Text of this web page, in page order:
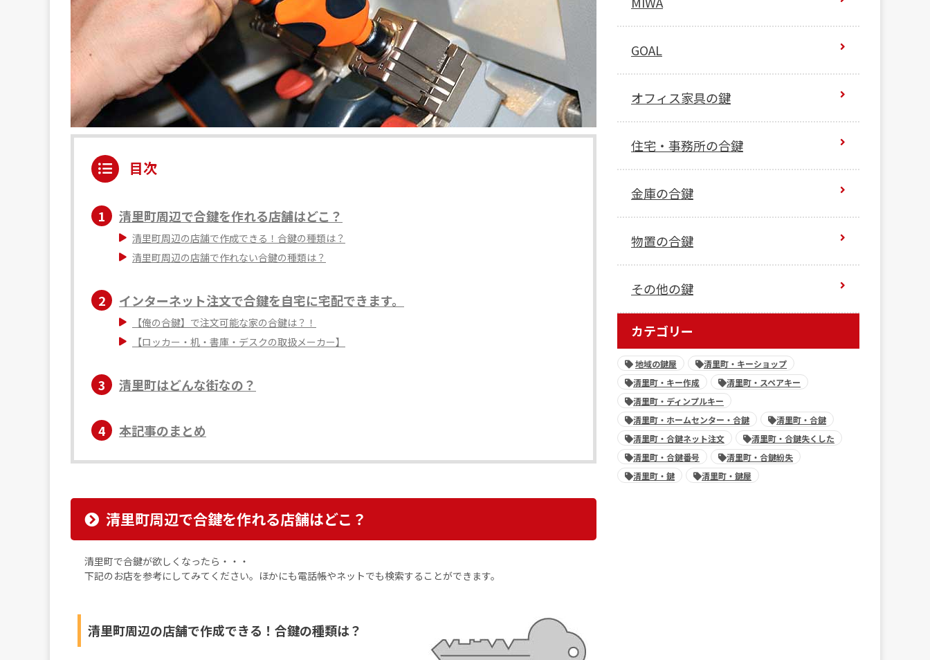
目次
1 清里町周辺で合鍵を作れる店舗はどこ？
清里町周辺の店舗で作成できる！合鍵の種類は？
清里町周辺の店舗で作れない合鍵の種類は？
2 インターネット注文で合鍵を自宅に宅配できます。
【俺の合鍵】で注文可能な家の合鍵は？！
【ロッカー・机・書庫・デスクの取扱メーカー】
3 清里町はどんな街なの？
4 本記事のまとめ
清里町周辺で合鍵を作れる店舗はどこ？
清里町で合鍵が欲しくなったら・・・
下記のお店を参考にしてみてください。ほかにも電話帳やネットでも検索することができます。
清里町周辺の店舗で作成できる！合鍵の種類は？
GOAL
オフィス家具の鍵
住宅・事務所の合鍵
金庫の合鍵
物置の合鍵
その他の鍵
カテゴリー
地域の鍵屋
清里町・キーショップ
清里町・キー作成
清里町・スペアキー
清里町・ディンプルキー
清里町・ホームセンター・合鍵
清里町・合鍵
清里町・合鍵ネット注文
清里町・合鍵失くした
清里町・合鍵番号
清里町・合鍵紛失
清里町・鍵
清里町・鍵屋